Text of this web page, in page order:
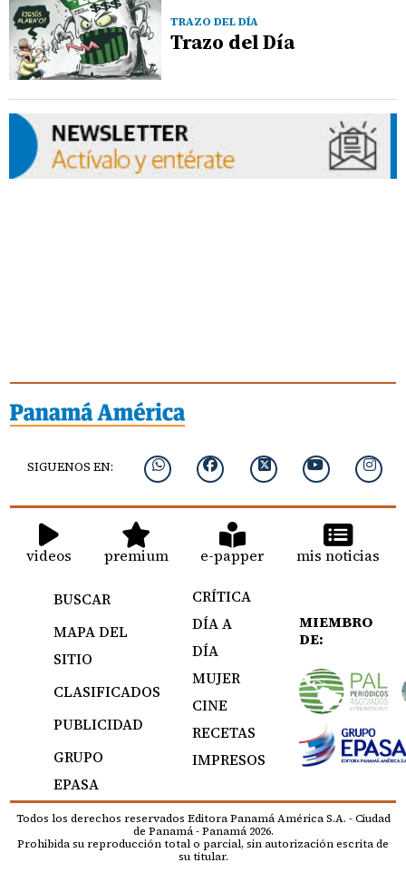
TRAZO DEL DÍA
Trazo del Día
SIGUENOS EN:
videos premium e-papper mis noticias
BUSCAR
MAPA DEL
SITIO
CLASIFICADOS
PUBLICIDAD
GRUPO
EPASA
CRÍTICA
DÍA A
DÍA
MUJER
CINE
RECETAS
IMPRESOS
MIEMBRO
DE:
Todos los derechos reservados Editora Panamá América S.A. - Ciudad
de Panamá - Panamá 2026.
Prohibida su reproducción total o parcial, sin autorización escrita de
su titular.